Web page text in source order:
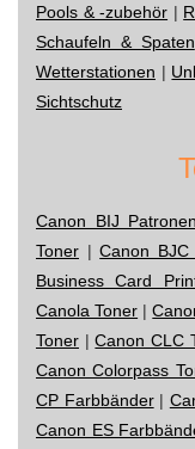
Pools & -zubehör |
Schaufeln & Spaten
Wetterstationen |
Sichtschutz
Canon BIJ Patronen
Toner |Canon BJC
Business Card
Canola Toner |
Toner |Canon CLC
Canon Colorpass
CP Farbbänder|
Canon ES